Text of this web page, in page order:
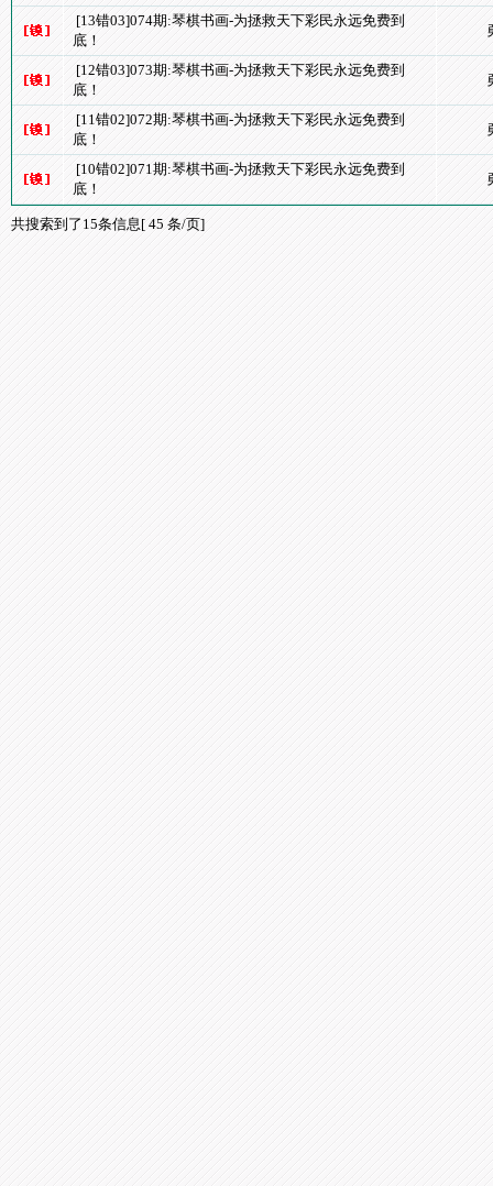
[13错03]074期:琴棋书画-为拯救天下彩民永远免费到
底！
[12错03]073期:琴棋书画-为拯救天下彩民永远免费到
底！
[11错02]072期:琴棋书画-为拯救天下彩民永远免费到
底！
[10错02]071期:琴棋书画-为拯救天下彩民永远免费到
底！
共搜索到了15条信息[ 45 条/页]